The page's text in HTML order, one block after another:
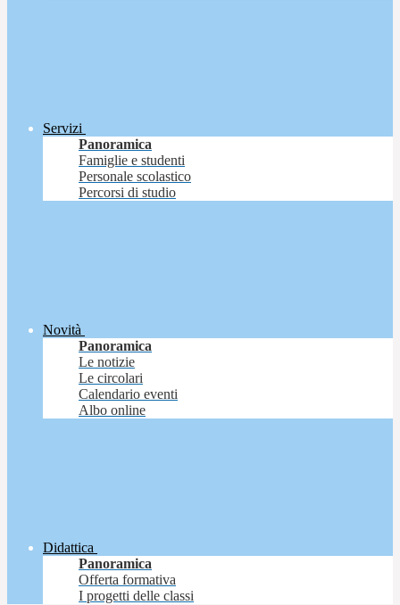
Servizi
Panoramica
Famiglie e studenti
Personale scolastico
Percorsi di studio
Novità
Panoramica
Le notizie
Le circolari
Calendario eventi
Albo online
Didattica
Panoramica
Offerta formativa
I progetti delle classi